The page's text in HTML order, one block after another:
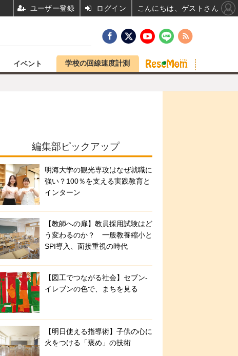
イベント 学校の回線速度計測
編集部ピックアップ
明海大学の観光専攻はなぜ就職に
強い？100％を支える実践教育と
インターン
【教師への扉】教員採用試験はど
う変わるのか？ 一般教養縮小と
SPI導入、面接重視の時代
【図工でつながる社会】セブン‐
イレブンの色で、まちを見る
【明日使える指導術】子供の心に
火をつける「褒め」の技術
ユーザー登録 ログイン こんにちは、ゲストさん